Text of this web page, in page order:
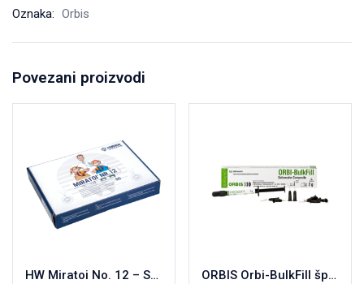
Oznaka: Orbis
Povezani proizvodi
HW Miratoi No. 12 – SET MEDALJA+DIPLOME ZA HRABROST 50 kom ORBIS Orbi-BulkFill šprica 2g